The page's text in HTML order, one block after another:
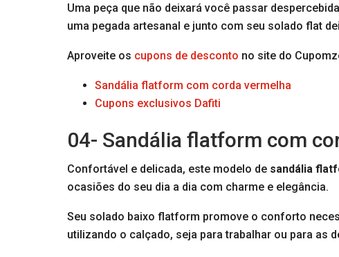
Uma peça que não deixará você passar
uma pegada artesanal e junto com seu solado flat
Aproveite os cupons de desconto no site do
Sandália flatform com corda vermelha
Cupons exclusivos Dafiti
04- Sandália flatform com
Confortável e delicada, este modelo de sandália
ocasiões do seu dia a dia com charme e elegância.
Seu solado baixo flatform promove o conforto
utilizando o calçado, seja para trabalhar ou para as